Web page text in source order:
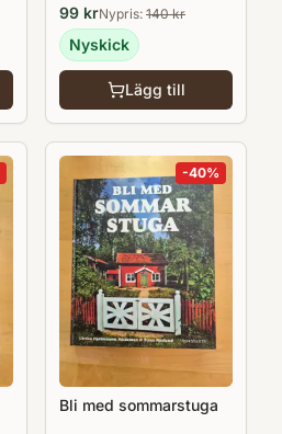
99 krNypris: 140kr
Nyskick
Lägg till
-40%
Bli med sommarstuga